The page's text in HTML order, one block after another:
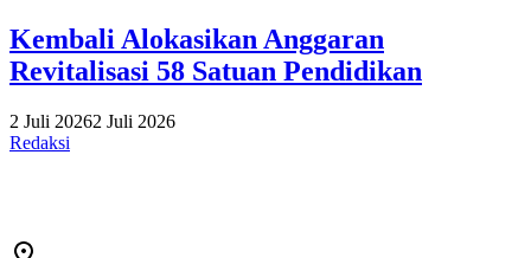
Kembali Alokasikan Anggaran
Revitalisasi 58 Satuan Pendidikan
2 Juli 20262 Juli 2026
Redaksi